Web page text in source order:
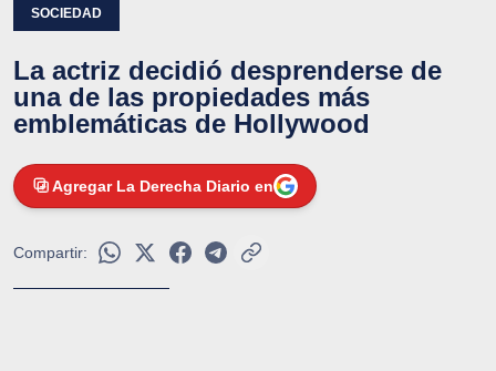
SOCIEDAD
La actriz decidió desprenderse de
una de las propiedades más
emblemáticas de Hollywood
Agregar La Derecha Diario en
Compartir: